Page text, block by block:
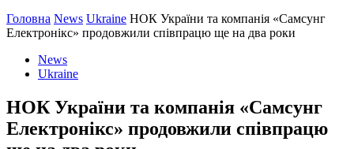
Головна News Ukraine НОК України та компанія «Самсунг
Електронікс» продовжили співпрацю ще на два роки
News
Ukraine
НОК України та компанія «Самсунг
Електронікс» продовжили співпрацю